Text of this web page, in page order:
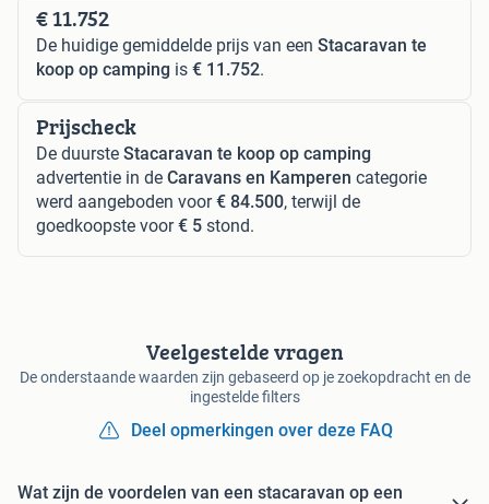
€ 11.752
De huidige gemiddelde prijs van een Stacaravan te
koop op camping is € 11.752.
Prijscheck
De duurste Stacaravan te koop op camping
advertentie in de Caravans en Kamperen categorie
werd aangeboden voor€ 84.500, terwijl de
goedkoopste voor€ 5 stond.
Veelgestelde vragen
De onderstaande waarden zijn gebaseerd op je zoekopdracht en de
ingestelde filters
Deel opmerkingen over deze FAQ
Wat zijn de voordelen van een stacaravan op een